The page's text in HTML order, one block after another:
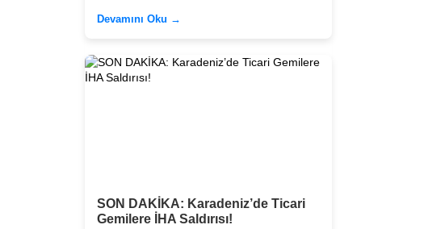
Devamını Oku →
SON DAKİKA: Karadeniz’de Ticari
Gemilere İHA Saldırısı!